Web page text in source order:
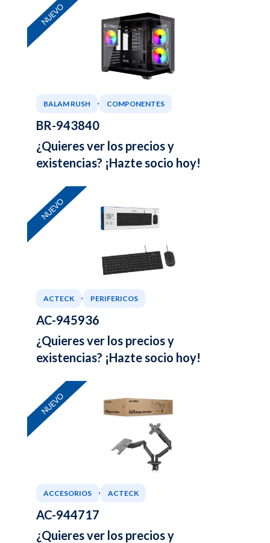
NUEVO
BALAM RUSH , COMPONENTES
BR-943840
¿Quieres ver los precios y
existencias? ¡Hazte socio hoy!
NUEVO
ACTECK , PERIFERICOS
AC-945936
¿Quieres ver los precios y
existencias? ¡Hazte socio hoy!
NUEVO
ACCESORIOS , ACTECK
AC-944717
¿Quieres ver los precios y